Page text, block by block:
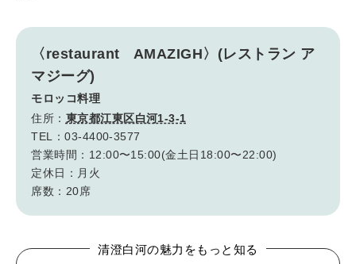
〈restaurant AMAZIGH〉(レストラン ア
マジーグ)
モロッコ料理
住所： 東京都江東区白河1-3-1
TEL：03-4400-3577
営業時間：12:00〜15:00(金土日18:00〜22:00)
定休日：月火
席数：20席
清澄白河の魅力をもっと知る